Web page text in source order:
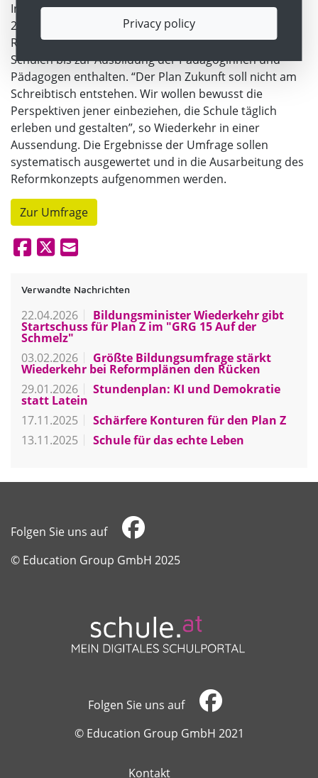
In einer Grundsatzrede hat Wiederkehr im November
2025 seinen “Plan Zukunft” angekündigt. Er soll
Reformmaßnahmen vom Kindergarten über die
Schulen bis zur Ausbildung der Pädagoginnen und
Pädagogen enthalten. “Der Plan Zukunft soll nicht am
Schreibtisch entstehen. Wir wollen bewusst die
Perspektiven jener einbeziehen, die Schule täglich
erleben und gestalten”, so Wiederkehr in einer
Aussendung. Die Ergebnisse der Umfrage sollen
systematisch ausgewertet und in die Ausarbeitung des
Reformkonzepts aufgenommen werden.
Zur Umfrage
Verwandte Nachrichten
22.04.2026 Bildungsminister Wiederkehr gibt
Startschuss für Plan Z im "GRG 15 Auf der
Schmelz"
03.02.2026
Größte Bildungsumfrage stärkt
Wiederkehr bei Reformplänen den Rücken
29.01.2026
Stundenplan: KI und Demokratie
statt Latein
17.11.2025
Schärfere Konturen für den Plan Z
13.11.2025
Schule für das echte Leben
Folgen Sie uns auf
​​​​​​​© Education Group GmbH 2025
Folgen Sie uns auf
​​​​​​​© Education Group GmbH 2021
Kontakt
Privacy policy